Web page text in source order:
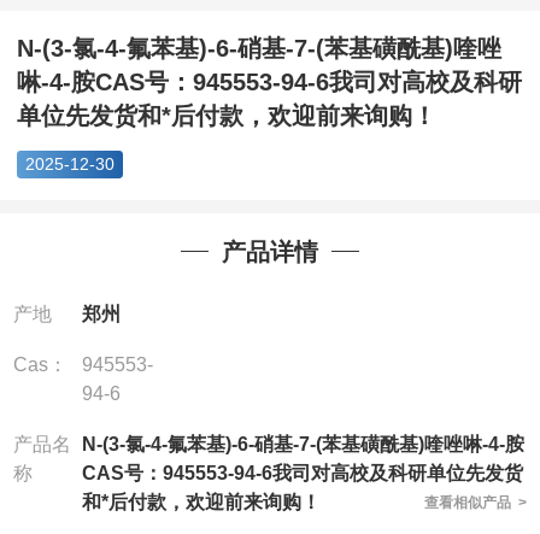
苯基)-6-硝基-7-(...
N-(3-氯-4-氟苯基)-6-硝基-7-(苯基磺酰基)喹唑
啉-4-胺CAS号：945553-94-6我司对高校及科研
单位先发货和*后付款，欢迎前来询购！
2025-12-30
产品详情
产地 郑州
Cas：
945553-
94-6
产品名
称
N-(3-氯-4-氟苯基)-6-硝基-7-(苯基磺酰基)喹唑啉-4-胺
CAS号：945553-94-6我司对高校及科研单位先发货
和*后付款，欢迎前来询购！
查看相似产品 >